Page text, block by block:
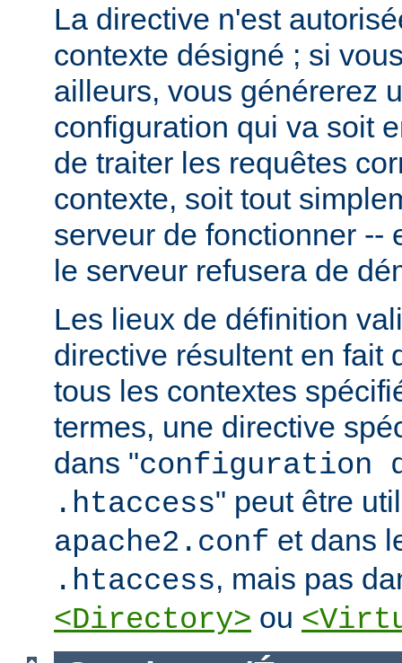
La directive n'est
contexte désigné ; si
ailleurs, vous générerez
configuration qui va soit
de traiter les requêtes
contexte, soit tout
serveur de fonctionner --
le serveur refusera de
Les lieux de définition
directive résultent en fait
tous les contextes
termes, une directive
dans "configuration
.htaccess" peut être
apache2.conf et dans
.htaccess, mais pas
<Directory> ou